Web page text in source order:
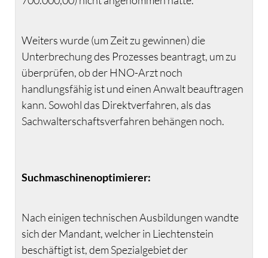
Weiters wurde (um Zeit zu gewinnen) die
Unterbrechung des Prozesses beantragt, um zu
überprüfen, ob der HNO-Arzt noch
handlungsfähig ist und einen Anwalt beauftragen
kann. Sowohl das Direktverfahren, als das
Sachwalterschaftsverfahren behängen noch.
Suchmaschinenoptimierer:
Nach einigen technischen Ausbildungen wandte
sich der Mandant, welcher in Liechtenstein
beschäftigt ist, dem Spezialgebiet der